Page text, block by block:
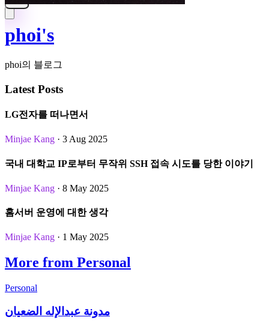
phoi's
phoi의 블로그
Latest Posts
LG전자를 떠나면서
Minjae Kang · 3 Aug 2025
국내 대학교 IP로부터 무작위 SSH 접속 시도를 당한 이야기
Minjae Kang · 8 May 2025
홈서버 운영에 대한 생각
Minjae Kang · 1 May 2025
More from Personal
Personal
مدونة عبدالإله الضعيان